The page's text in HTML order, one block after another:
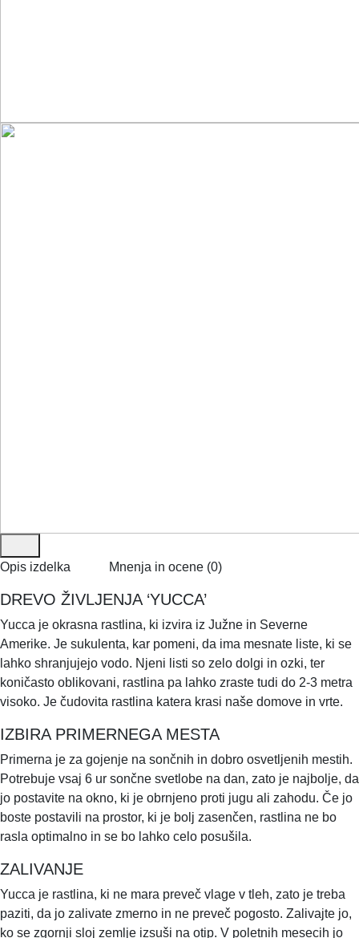
Opis izdelka Mnenja in ocene (0)
DREVO ŽIVLJENJA ‘YUCCA’
Yucca je okrasna rastlina, ki izvira iz Južne in Severne
Amerike. Je sukulenta, kar pomeni, da ima mesnate liste, ki se
lahko shranjujejo vodo. Njeni listi so zelo dolgi in ozki, ter
koničasto oblikovani, rastlina pa lahko zraste tudi do 2-3 metra
visoko. Je čudovita rastlina katera krasi naše domove in vrte.
IZBIRA PRIMERNEGA MESTA
Primerna je za gojenje na sončnih in dobro osvetljenih mestih.
Potrebuje vsaj 6 ur sončne svetlobe na dan, zato je najbolje, da
jo postavite na okno, ki je obrnjeno proti jugu ali zahodu. Če jo
boste postavili na prostor, ki je bolj zasenčen, rastlina ne bo
rasla optimalno in se bo lahko celo posušila.
ZALIVANJE
Yucca je rastlina, ki ne mara preveč vlage v tleh, zato je treba
paziti, da jo zalivate zmerno in ne preveč pogosto. Zalivajte jo,
ko se zgornji sloj zemlje izsuši na otip. V poletnih mesecih jo